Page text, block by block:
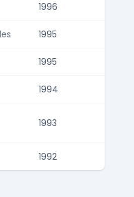
1996
1995
1995
1994
1993
1992